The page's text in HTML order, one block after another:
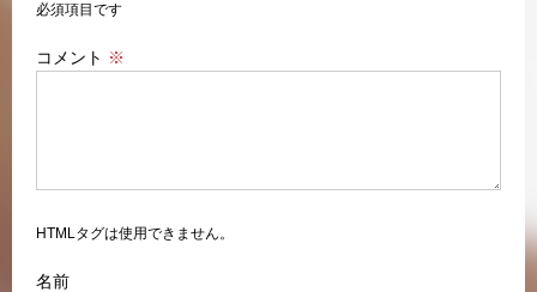
必須項目です
コメント ※
HTMLタグは使用できません。
名前